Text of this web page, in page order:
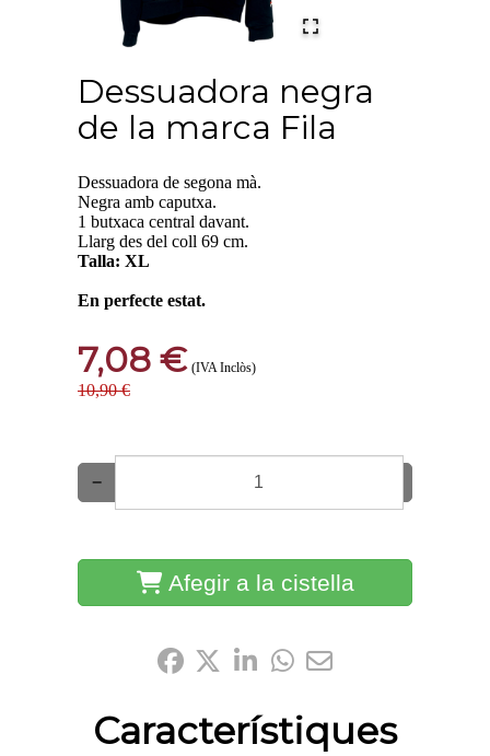
Dessuadora negra
de la marca Fila
Dessuadora de segona mà.
Negra amb caputxa.
1 butxaca central davant.
Llarg des del coll 69 cm.
Talla: XL
En perfecte estat.
7,08 € (IVA Inclòs)
10,90 €
−
Afegir a la cistella
Característiques